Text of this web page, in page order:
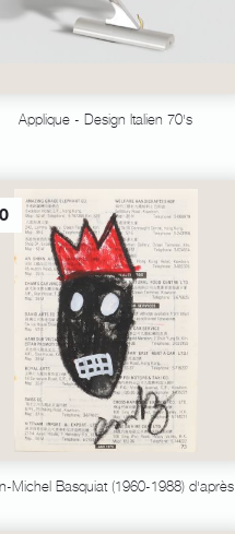
Applique - Design Italien 70's
Michel Basquiat (1960-1988) d'après